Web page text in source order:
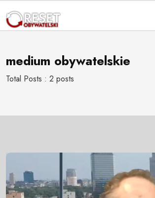
medium obywatelskie
Total Posts : 2 posts